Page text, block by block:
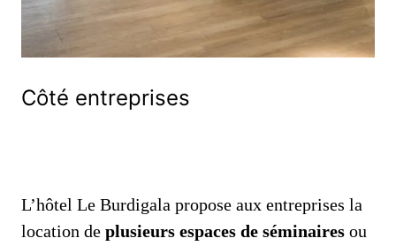
Côté entreprises
L’hôtel Le Burdigala propose aux entreprises la
location de plusieurs espaces de séminaires ou